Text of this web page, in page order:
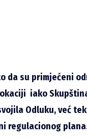
da su primjećeni
iako
Odluku, već
regulacionog